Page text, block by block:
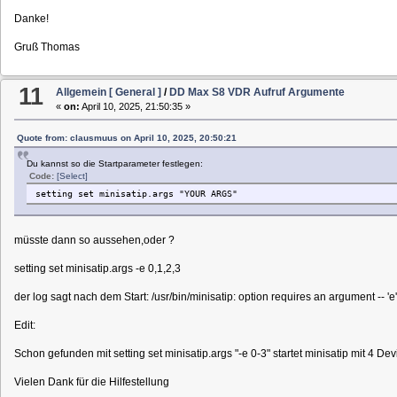
Danke!
Gruß Thomas
11 Allgemein [ General ] /DD Max S8 VDR Aufruf Argumente
«on: April 10, 2025, 21:50:35 »
Quote from: clausmuus on April 10, 2025, 20:50:21
Du kannst so die Startparameter festlegen:
Code: [Select]
setting set minisatip.args "YOUR ARGS"
müsste dann so aussehen,oder ?
setting set minisatip.args -e 0,1,2,3
der log sagt nach dem Start: /usr/bin/minisatip: option requires an argument -- 'e'
Edit:
Schon gefunden mit setting set minisatip.args "-e 0-3" startet minisatip mit 4
Vielen Dank für die Hilfestellung